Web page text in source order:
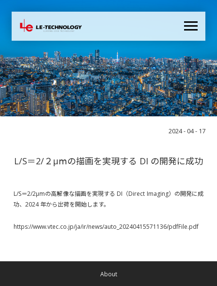
L/S＝2/２μⅿの描画を実現する DI の開発に成功
2024 - 04 - 17
L/S＝2/2μⅿの高解像な描画を実現する DI（Direct Imaging）の開発に成
功、2024 年から出荷を開始します。
https://www.vtec.co.jp/ja/ir/news/auto_20240415571136/pdfFile.pdf
About